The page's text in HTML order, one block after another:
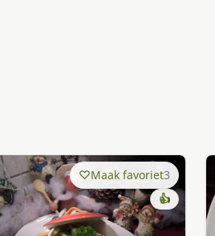
Maak favoriet3
👍